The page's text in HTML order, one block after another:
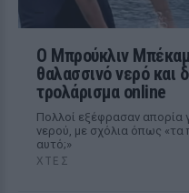
Ο Μπρούκλιν
θαλασσινό νερό και
τρολάρισμα online
Πολλοί εξέφρασαν απορία
νερού, με σχόλια όπως «τα
αυτό;»
ΧΤΕΣ